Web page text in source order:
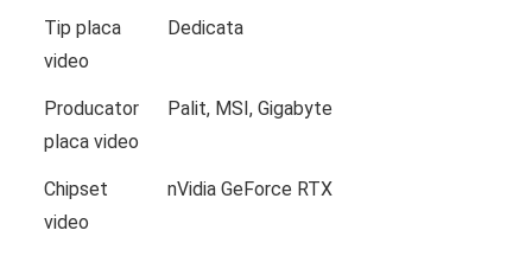
Tip placa
video
Dedicata
Producator
placa video
Palit, MSI, Gigabyte
Chipset
video
nVidia GeForce RTX